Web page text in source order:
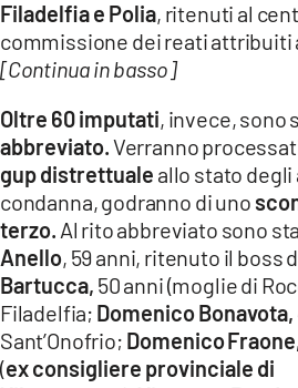
Filadelfia e Polia, ritenuti al
commissione dei reati attribuiti
[Continua in basso]
Oltre 60 imputati, invece,
abbreviato.Verranno
gup distrettuale allo stato degli
condanna, godranno di uno
terzo. Al rito abbreviato sono
Anello, 59 anni, ritenuto il boss
Bartucca, 50 anni (moglie di
Filadelfia; DomenicoBonavota,
Sant’Onofrio; Domenico
(ex consigliere provinciale di